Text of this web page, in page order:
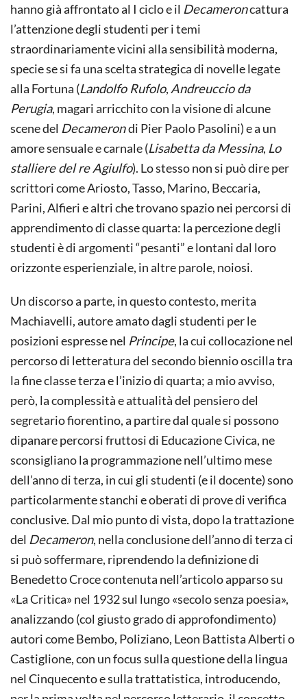
hanno già affrontato al I ciclo e il Decameroncattura
l’attenzione degli studenti per i temi
straordinariamente vicini alla sensibilità moderna,
specie se si fa una scelta strategica di novelle legate
alla Fortuna (Landolfo Rufolo, Andreuccio da
Perugia, magari arricchito con la visione di alcune
scene del Decamerondi Pier Paolo Pasolini) e a un
amore sensuale e carnale (Lisabetta da Messina, Lo
stalliere del re Agiulfo). Lo stesso non si può dire per
scrittori come Ariosto, Tasso, Marino, Beccaria,
Parini, Alfieri e altri che trovano spazio nei percorsi di
apprendimento di classe quarta: la percezione degli
studenti è di argomenti “pesanti” e lontani dal loro
orizzonte esperienziale, in altre parole, noiosi.
Un discorso a parte, in questo contesto, merita
Machiavelli, autore amato dagli studenti per le
posizioni espresse nel Principe, la cui collocazione nel
percorso di letteratura del secondo biennio oscilla tra
la fine classe terza e l’inizio di quarta; a mio avviso,
però, la complessità e attualità del pensiero del
segretario fiorentino, a partire dal quale si possono
dipanare percorsi fruttosi di Educazione Civica, ne
sconsigliano la programmazione nell’ultimo mese
dell’anno di terza, in cui gli studenti (e il docente) sono
particolarmente stanchi e oberati di prove di verifica
conclusive. Dal mio punto di vista, dopo la trattazione
del Decameron, nella conclusione dell’anno di terza ci
si può soffermare, riprendendo la definizione di
Benedetto Croce contenuta nell’articolo apparso su
«La Critica» nel 1932 sul lungo «secolo senza poesia»,
analizzando (col giusto grado di approfondimento)
autori come Bembo, Poliziano, Leon Battista Alberti o
Castiglione, con un focus sulla questione della lingua
nel Cinquecento e sulla trattatistica, introducendo,